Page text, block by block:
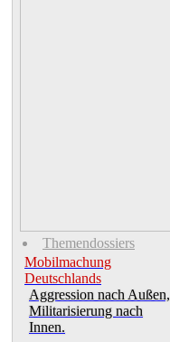
Themendossiers
Mobilmachung
Deutschlands
Aggression nach Außen,
Militarisierung nach
Innen.